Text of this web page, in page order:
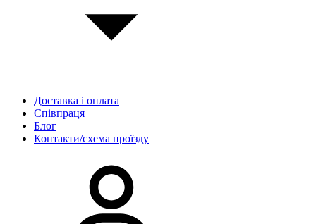
Доставка і оплата
Співпраця
Блог
Контакти/схема проїзду